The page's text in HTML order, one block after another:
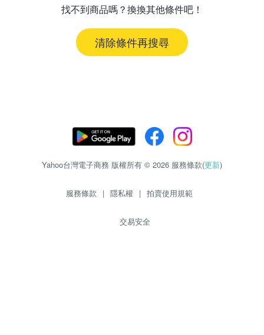
找不到商品嗎？換換其他條件吧！
清除條件再搜尋
Yahoo台灣電子商務 版權所有 © 2026 服務條款(更新)
服務條款 | 隱私權 | 拍賣使用規範
交易安全